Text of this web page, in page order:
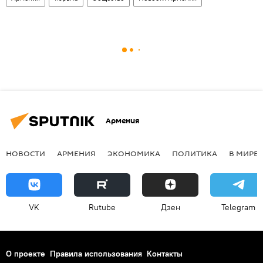
Армения
НОВОСТИ АРМЕНИЯ ЭКОНОМИКА ПОЛИТИКА В МИРЕ
VK Rutube Дзен Telegram
О проекте Правила использования Контакты